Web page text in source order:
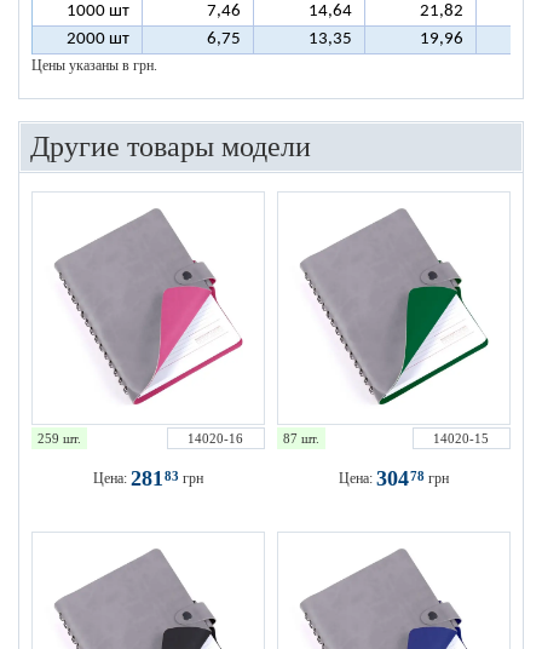
1000 шт 7,46 14,64 21,82
2000 шт
6,75 13,35 19,96
Цены указаны в грн.
Другие товары модели
259 шт. 14020-16
Цена: 28183 грн
87 шт. 14020-15
Цена: 30478 грн